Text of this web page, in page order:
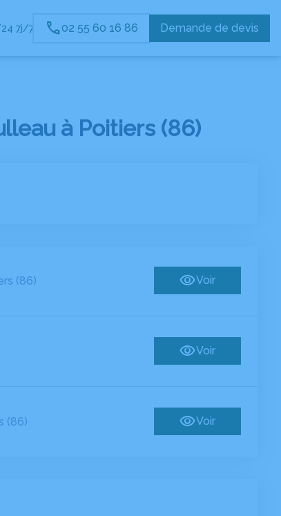
7j/7 02 55 60 16 86 Demande de devis
à Poitiers (86)
(86) Voir
Voir
(86) Voir